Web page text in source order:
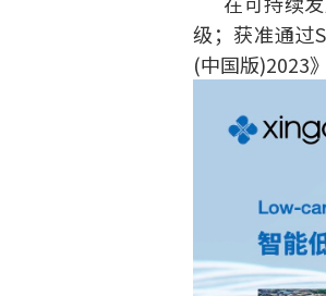
级；获准通过
(中国版)2023》